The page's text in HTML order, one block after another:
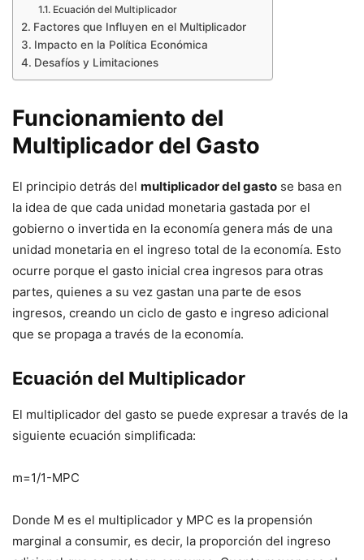
Ecuación del Multiplicador
Factores que Influyen en el Multiplicador
Impacto en la Política Económica
Desafíos y Limitaciones
Funcionamiento del
Multiplicador del Gasto
El principio detrás del multiplicador del gasto se basa en
la idea de que cada unidad monetaria gastada por el
gobierno o invertida en la economía genera más de una
unidad monetaria en el ingreso total de la economía. Esto
ocurre porque el gasto inicial crea ingresos para otras
partes, quienes a su vez gastan una parte de esos
ingresos, creando un ciclo de gasto e ingreso adicional
que se propaga a través de la economía.
Ecuación del Multiplicador
El multiplicador del gasto se puede expresar a través de la
siguiente ecuación simplificada:
m=1/1-MPC​
Donde M es el multiplicador y MPC es la propensión
marginal a consumir, es decir, la proporción del ingreso